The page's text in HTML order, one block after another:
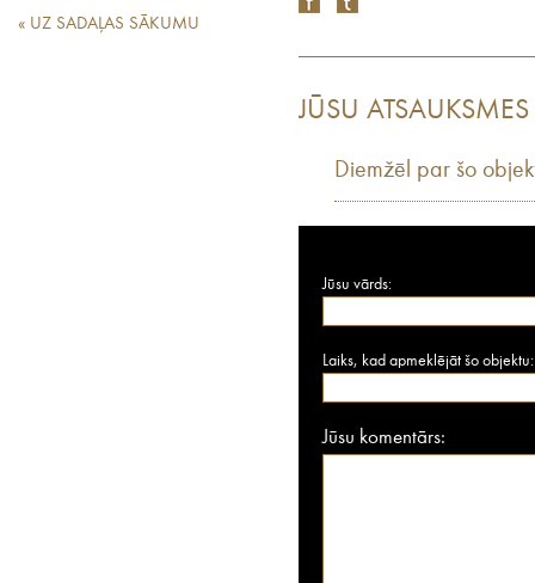
« UZ SADAĻAS SĀKUMU
JŪSU ATSAUKSMES
Diemžēl par šo
Jūsu vārds:
Laiks, kad apmeklējāt šo objektu:
Jūsu komentārs: